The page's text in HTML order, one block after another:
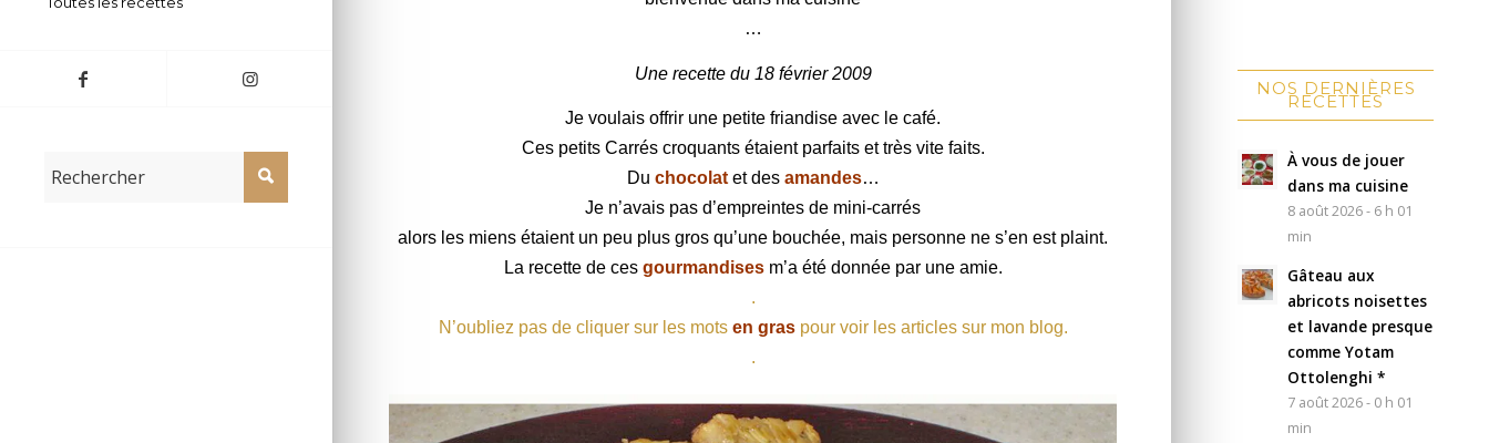
…
Une recette du 18 février 2009
Je voulais offrir une petite friandise avec le café.
Ces petits Carrés croquants étaient parfaits et très vite faits.
Du chocolatet des amandes…
Je n’avais pas d’empreintes de mini-carrés
alors les miens étaient un peu plus gros qu’une bouchée, mais personne ne s’en est plaint.
La recette de ces gourmandisesm’a été donnée par une amie.
.
N’oubliez pas de cliquer sur les mots en graspour voir les articles sur mon blog.
.
NOS DERNIÈRES
RECETTES
À vous de jouer
dans ma cuisine
8 août 2026 - 6 h 01
min
Gâteau aux
abricots noisettes
et lavande presque
comme Yotam
Ottolenghi *
7 août 2026 - 0 h 01
min